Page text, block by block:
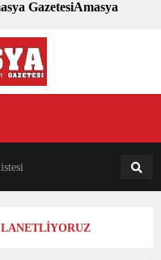
GazetesiAmasya
18:31